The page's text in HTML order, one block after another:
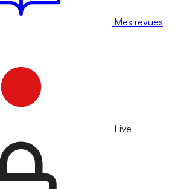
Mes revues
Live